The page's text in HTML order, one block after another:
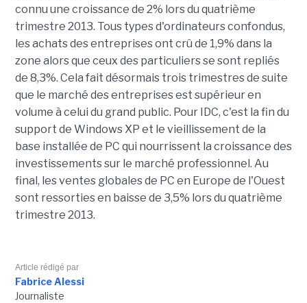
connu une croissance de 2% lors du quatrième
trimestre 2013. Tous types d'ordinateurs confondus,
les achats des entreprises ont crû de 1,9% dans la
zone alors que ceux des particuliers se sont repliés
de 8,3%. Cela fait désormais trois trimestres de suite
que le marché des entreprises est supérieur en
volume à celui du grand public. Pour IDC, c'est la fin du
support de Windows XP et le vieillissement de la
base installée de PC qui nourrissent la croissance des
investissements sur le marché professionnel. Au
final, les ventes globales de PC en Europe de l'Ouest
sont ressorties en baisse de 3,5% lors du quatrième
trimestre 2013.
Article rédigé par
Fabrice Alessi
Journaliste